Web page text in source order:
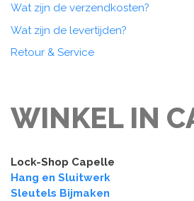
Wat zijn de verzendkosten?
Wat zijn de levertijden?
Retour & Service
WINKEL IN
Lock-Shop Capelle
Hang en Sluitwerk
Sleutels Bijmaken